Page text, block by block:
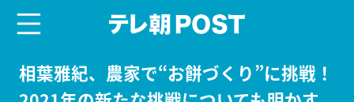
相葉雅紀、農家で“お餅づくり”に挑戦！